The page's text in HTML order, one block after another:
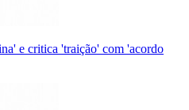
e critica 'traição' com 'acordo